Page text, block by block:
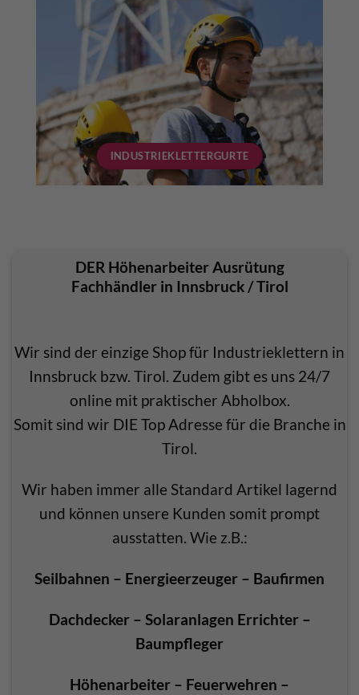
INDUSTRIEKLETTERGURTE
DER Höhenarbeiter Ausrütung
Fachhändler in Innsbruck / Tirol
Wir sind der einzige Shop für Industrieklettern in
Innsbruck bzw. Tirol. Zudem gibt es uns 24/7
online mit praktischer Abholbox.
Somit sind wir DIE Top Adresse für die Branche in
Tirol.
Wir haben immer alle Standard Artikel lagernd
und können unsere Kunden somit prompt
ausstatten. Wie z.B.:
Seilbahnen – Energieerzeuger – Baufirmen
Dachdecker – Solaranlagen Errichter –
Baumpfleger
Höhenarbeiter – Feuerwehren –